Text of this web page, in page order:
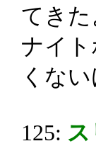
てきた
ナイ
くな
125: